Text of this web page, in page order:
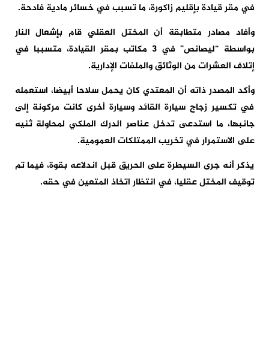
في مقر قيادة بإقليم زاكورة، ما تسبب في خسائر مادية فادحة.
وأفاد مصادر متطابقة أن المختل العقلي قام بإشعال النار
بواسطة “ليصانص” في 3 مكاتب بمقر القيادة، متسببا في
إتلاف العشرات من الوثائق والملفات الإدارية.
وأكد المصدر ذاته أن المعتدي كان يحمل سلاحا أبيضا، استعمله
في تكسير زجاج سيارة القائد وسيارة أخرى كانت مركونة إلى
جانبها، ما استدعى تدخل عناصر الدرك الملكي لمحاولة ثنيه
على الاستمرار في تخريب الممتلكات العمومية.
يذكر أنه جرى السيطرة على الحريق قبل اندلاعه بقوة، فيما تم
توقيف المختل عقليا، في انتظار اتخاذ المتعين في حقه.